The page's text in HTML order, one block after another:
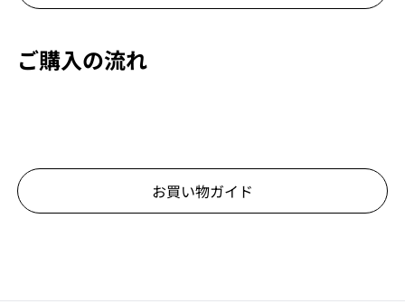
ご購入の流れ
お買い物ガイド